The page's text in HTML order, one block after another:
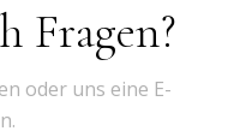
Fragen?
oder uns eine E-